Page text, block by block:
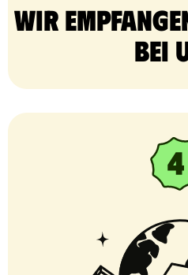
Wir
bei